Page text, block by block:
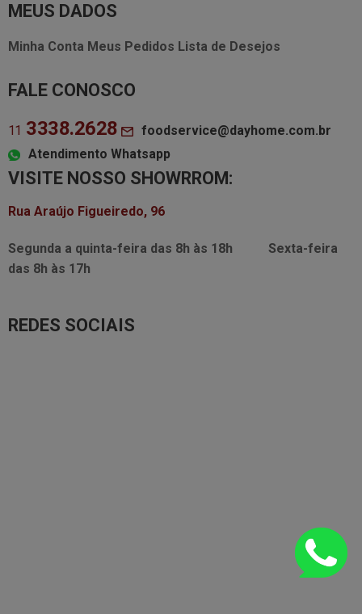
MEUS DADOS
Minha Conta Meus Pedidos Lista de Desejos
FALE CONOSCO
11 3338.2628
foodservice@dayhome.com.br
Atendimento Whatsapp
VISITE NOSSO SHOWRROM:
Rua Araújo Figueiredo, 96
Segunda a quinta-feira das 8h às 18h
Sexta-feira
das 8h às 17h
REDES SOCIAIS